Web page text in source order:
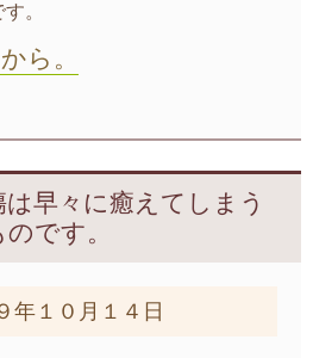
。
ら。
早々に癒えてしまう
のです。
年１０月１４日